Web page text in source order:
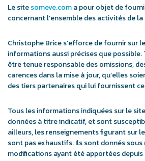
Le sitesomeve.coma pour objet de
concernant l’ensemble des activités de
Christophe Brice s’efforce de fournir sur
informations aussi précises que
être tenue responsable des omissions,
carences dans la mise à jour, qu’elles
des tiers partenaires qui lui fournissent
Tous les informations indiquées sur le site
données à titre indicatif, et sont
ailleurs, les renseignements figurant sur
sont pas exhaustifs. Ils sont donnés sous
modifications ayant été apportées depuis